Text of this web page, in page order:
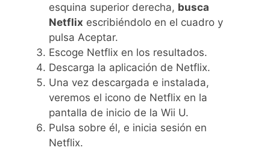
esquina superior derecha, busca
Netflix escribiéndolo en el cuadro y
pulsa Aceptar.
Escoge Netflix en los resultados.
Descarga la aplicación de Netflix.
Una vez descargada e instalada,
veremos el icono de Netflix en la
pantalla de inicio de la Wii U.
Pulsa sobre él, e inicia sesión en
Netflix.